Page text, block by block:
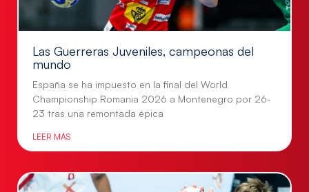
Las Guerreras Juveniles, campeonas del
mundo
España se ha impuesto en la final del World
Championship Romania 2026 a Montenegro por 26-
23 tras una remontada épica
LEER MÁS